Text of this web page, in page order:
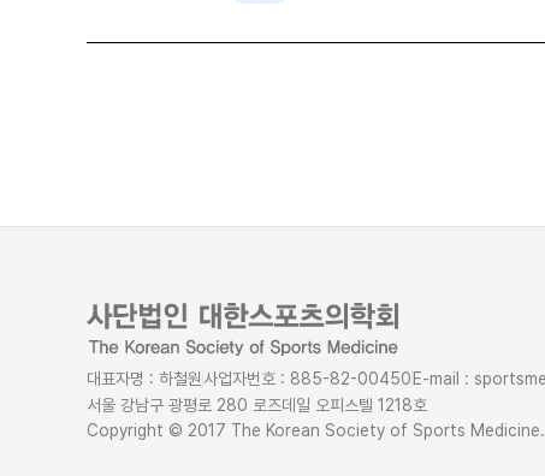
대표자명 : 하철원 사업자번호 : 885-82-00450 E-mail :
서울 강남구 광평로 280 로즈데일 오피스텔 1218호
Copyright © 2017 The Korean Society of Sports Medicine.